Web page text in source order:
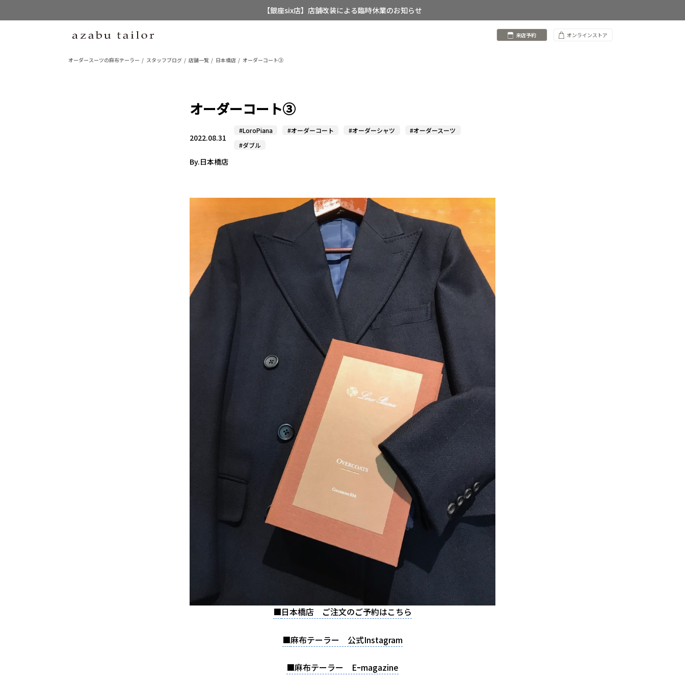
【銀座six店】店舗改装による臨時休業のお知らせ
来店予約 オンラインストア
オーダースーツの麻布テーラー スタッフブログ 店舗一覧 日本橋店 オーダーコート③
オーダーコート③
2022.08.31
#LoroPiana #オーダーコート #オーダーシャツ
#オーダースーツ
#ダブル
By.日本橋店
■日本橋店 ご注文のご予約はこちら
■麻布テーラー 公式Instagram
■麻布テーラー Eｰmagazine